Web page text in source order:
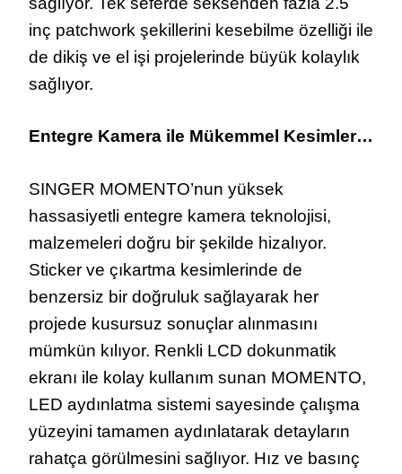
inç patchwork şekillerini kesebilme özelliği ile
de dikiş ve el işi projelerinde büyük kolaylık
sağlıyor.
Entegre Kamera ile Mükemmel Kesimler…
SINGER MOMENTO’nun yüksek
hassasiyetli entegre kamera teknolojisi,
malzemeleri doğru bir şekilde hizalıyor.
Sticker ve çıkartma kesimlerinde de
benzersiz bir doğruluk sağlayarak her
projede kusursuz sonuçlar alınmasını
mümkün kılıyor. Renkli LCD dokunmatik
ekranı ile kolay kullanım sunan MOMENTO,
LED aydınlatma sistemi sayesinde çalışma
yüzeyini tamamen aydınlatarak detayların
rahatça görülmesini sağlıyor. Hız ve basınç